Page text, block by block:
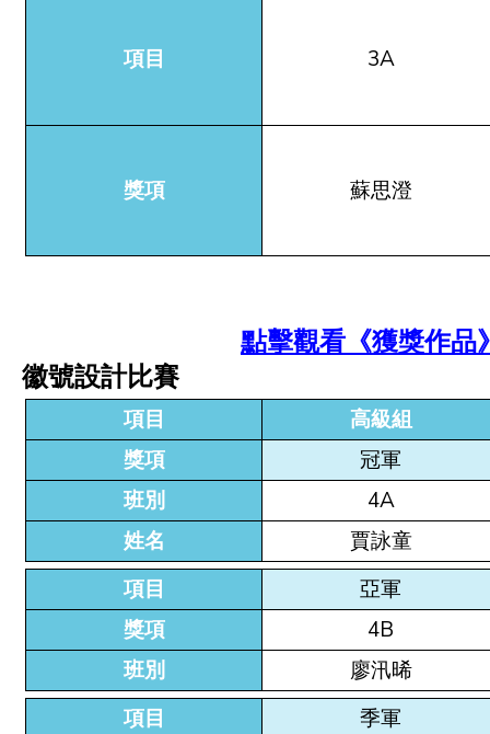
項目 3A
獎項 蘇思澄
點擊觀看《獲獎作品
徽號設計比賽
項目
高級組
獎項
冠軍
班別
4A
姓名
賈詠童
項目
亞軍
獎項
4B
班別
廖汛晞
項目
季軍